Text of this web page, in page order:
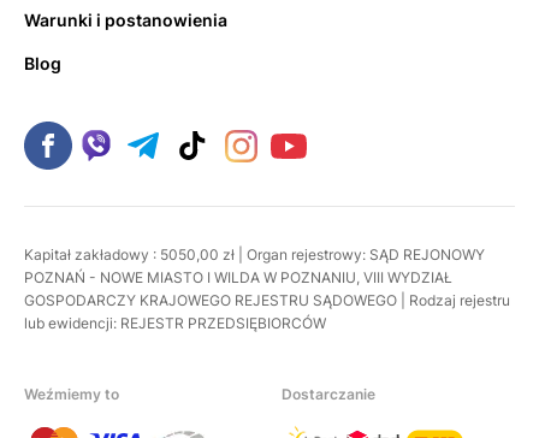
Warunki i postanowienia
Blog
Kapitał zakładowy : 5050,00 zł | Organ rejestrowy: SĄD REJONOWY
POZNAŃ - NOWE MIASTO I WILDA W POZNANIU, VIII WYDZIAŁ
GOSPODARCZY KRAJOWEGO REJESTRU SĄDOWEGO | Rodzaj rejestru
lub ewidencji: REJESTR PRZEDSIĘBIORCÓW
Weźmiemy to Dostarczanie